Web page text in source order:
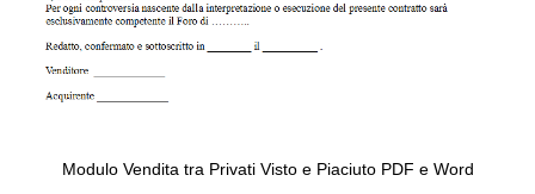
Modulo Vendita tra Privati Visto e Piaciuto PDF e Word